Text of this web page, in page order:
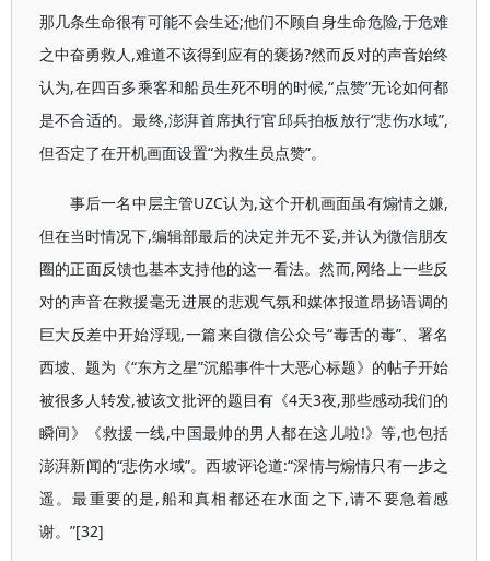
那几条生命很有可能不会生还;他们不顾自身生命危险,于危难
之中奋勇救人,难道不该得到应有的褒扬?然而反对的声音始终
认为,在四百多乘客和船员生死不明的时候,“点赞”无论如何都
是不合适的。最终,澎湃首席执行官邱兵拍板放行“悲伤水域”,
但否定了在开机画面设置“为救生员点赞”。
事后一名中层主管UZC认为,这个开机画面虽有煽情之嫌,
但在当时情况下,编辑部最后的决定并无不妥,并认为微信朋友
圈的正面反馈也基本支持他的这一看法。然而,网络上一些反
对的声音在救援毫无进展的悲观气氛和媒体报道昂扬语调的
巨大反差中开始浮现,一篇来自微信公众号“毒舌的毒”、署名
西坡、题为《“东方之星”沉船事件十大恶心标题》的帖子开始
被很多人转发,被该文批评的题目有《4天3夜,那些感动我们的
瞬间》《救援一线,中国最帅的男人都在这儿啦!》等,也包括
澎湃新闻的“悲伤水域”。西坡评论道:“深情与煽情只有一步之
遥。最重要的是,船和真相都还在水面之下,请不要急着感
谢。”[32]